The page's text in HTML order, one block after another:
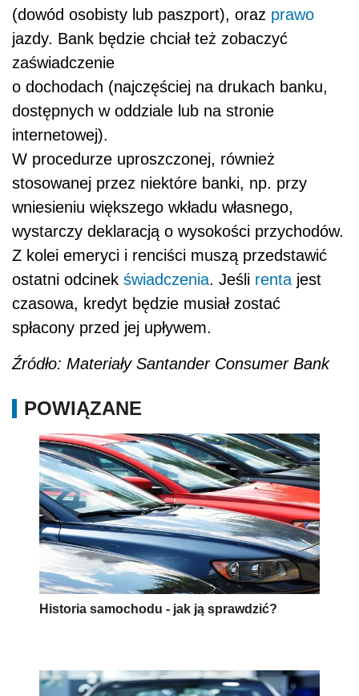
(dowód osobisty lub paszport), oraz prawo
jazdy. Bank będzie chciał też zobaczyć
zaświadczenie
o dochodach (najczęściej na drukach banku,
dostępnych w oddziale lub na stronie
internetowej).
W procedurze uproszczonej, również
stosowanej przez niektóre banki, np. przy
wniesieniu większego wkładu własnego,
wystarczy deklaracją o wysokości przychodów.
Z kolei emeryci i renciści muszą przedstawić
ostatni odcinek świadczenia. Jeśli renta jest
czasowa, kredyt będzie musiał zostać
spłacony przed jej upływem.
Źródło: Materiały Santander Consumer Bank
POWIĄZANE
Historia samochodu - jak ją sprawdzić?